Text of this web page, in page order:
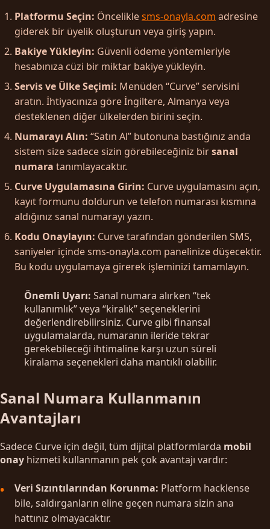
Platformu Seçin: Önceliklesms-onayla.com adresine
giderek bir üyelik oluşturun veya giriş yapın.
Bakiye Yükleyin: Güvenli ödeme yöntemleriyle
hesabınıza cüzi bir miktar bakiye yükleyin.
Servis ve Ülke Seçimi: Menüden “Curve” servisini
aratın. İhtiyacınıza göre İngiltere, Almanya veya
desteklenen diğer ülkelerden birini seçin.
Numarayı Alın: “Satın Al” butonuna bastığınız anda
sistem size sadece sizin görebileceğiniz birsanal
numara tanımlayacaktır.
Curve Uygulamasına Girin: Curve uygulamasını açın,
kayıt formunu doldurun ve telefon numarası kısmına
aldığınız sanal numarayı yazın.
Kodu Onaylayın: Curve tarafından gönderilen SMS,
saniyeler içinde sms-onayla.com panelinize düşecektir.
Bu kodu uygulamaya girerek işleminizi tamamlayın.
Önemli Uyarı: Sanal numara alırken “tek
kullanımlık” veya “kiralık” seçeneklerini
değerlendirebilirsiniz. Curve gibi finansal
uygulamalarda, numaranın ileride tekrar
gerekebileceği ihtimaline karşı uzun süreli
kiralama seçenekleri daha mantıklı olabilir.
Sanal Numara Kullanmanın
Avantajları
Sadece Curve için değil, tüm dijital platformlarda mobil
onay hizmeti kullanmanın pek çok avantajı vardır:
Veri Sızıntılarından Korunma: Platform hacklense
bile, saldırganların eline geçen numara sizin ana
hattınız olmayacaktır.